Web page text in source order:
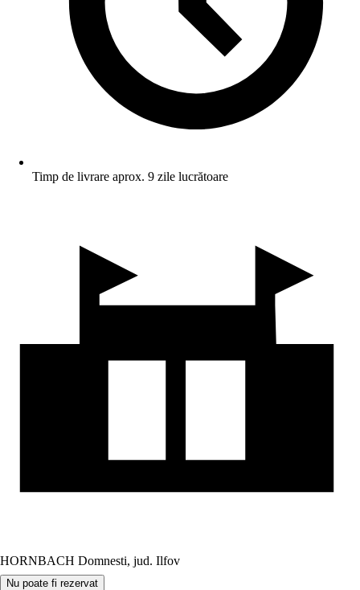
Timp de livrare aprox. 9 zile lucrătoare
HORNBACH Domnesti, jud. Ilfov
Nu poate fi rezervat